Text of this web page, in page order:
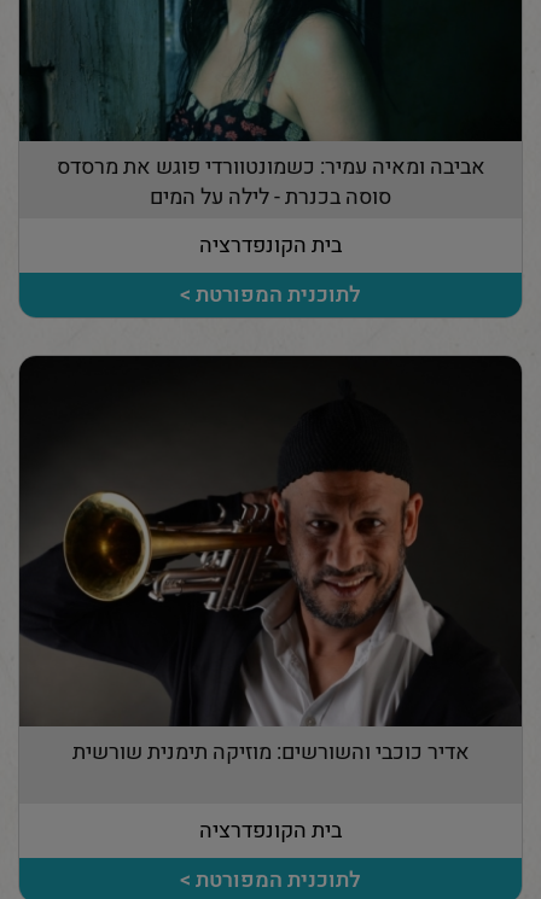
אביבה ומאיה עמיר: כשמונטוורדי פוגש את מרסדס
סוסה בכנרת - לילה על המים
בית הקונפדרציה
לתוכנית המפורטת >
אדיר כוכבי והשורשים: מוזיקה תימנית שורשית
בית הקונפדרציה
לתוכנית המפורטת >